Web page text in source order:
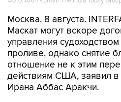
Москва. 8 августа.
Маскат могут вскоре
управления
проливе, однако снятие
отношение не к этим
действиям США, заявил
Ирана Аббас Аракчи.